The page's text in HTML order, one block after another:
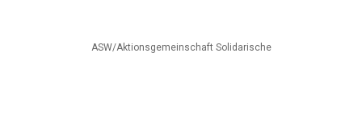
ASW/Aktionsgemeinschaft Solidarische